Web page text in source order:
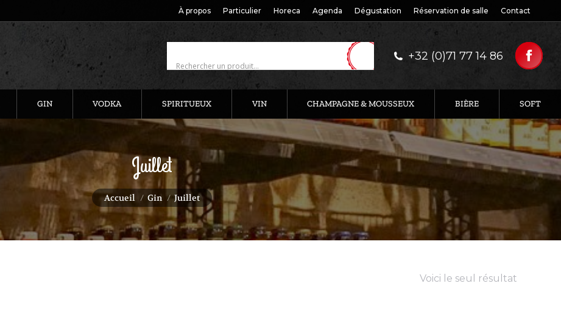
À propos Particulier Horeca Agenda Dégustation Réservation de salle Contact
+32 (0)71 77 14 86
GIN VODKA SPIRITUEUX VIN CHAMPAGNE & MOUSSEUX BIÈRE SOFT
Juillet
Vous êtes ici :
Accueil Gin Juillet
Voici le seul résultat